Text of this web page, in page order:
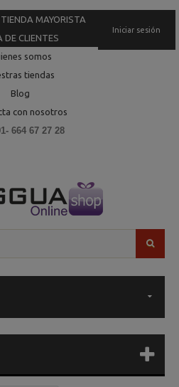
Iniciar sesión
MAYORISTA
DE CLIENTES
somos
tiendas
Blog
con nosotros
664 67 27 28